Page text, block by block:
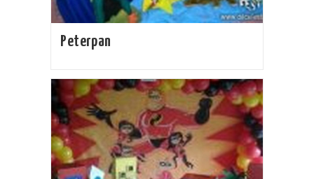
Peterpan